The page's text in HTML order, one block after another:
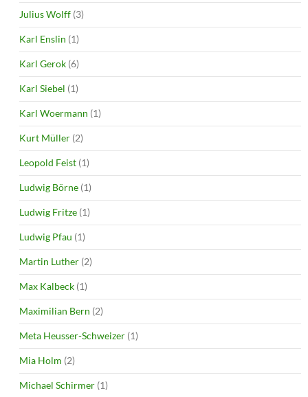
Julius Wolff (3)
Karl Enslin (1)
Karl Gerok (6)
Karl Siebel (1)
Karl Woermann (1)
Kurt Müller (2)
Leopold Feist (1)
Ludwig Börne (1)
Ludwig Fritze (1)
Ludwig Pfau (1)
Martin Luther (2)
Max Kalbeck (1)
Maximilian Bern (2)
Meta Heusser-Schweizer (1)
Mia Holm (2)
Michael Schirmer (1)